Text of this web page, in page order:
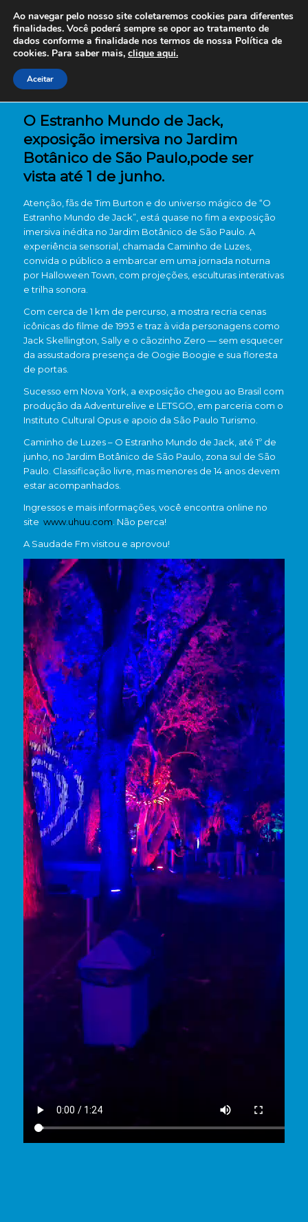
O Estranho Mundo de Jack,
exposição imersiva no Jardim
Botânico de São Paulo,pode ser
vista até 1 de junho.
Atenção, fãs de Tim Burton e do universo mágico de “O
Estranho Mundo de Jack”, está quase no fim a exposição
imersiva inédita no Jardim Botânico de São Paulo. A
experiência sensorial, chamada Caminho de Luzes,
convida o público a embarcar em uma jornada noturna
por Halloween Town, com projeções, esculturas interativas
e trilha sonora.
Com cerca de 1 km de percurso, a mostra recria cenas
icônicas do filme de 1993 e traz à vida personagens como
Jack Skellington, Sally e o cãozinho Zero — sem esquecer
da assustadora presença de Oogie Boogie e sua floresta
de portas.
Sucesso em Nova York, a exposição chegou ao Brasil com
produção da Adventurelive e LETSGO, em parceria com o
Instituto Cultural Opus e apoio da São Paulo Turismo.
Caminho de Luzes – O Estranho Mundo de Jack, até 1º de
junho, no Jardim Botânico de São Paulo, zona sul de São
Paulo. Classificação livre, mas menores de 14 anos devem
estar acompanhados.
Ingressos e mais informações, você encontra online no
site www.uhuu.com . Não perca!
A Saudade Fm visitou e aprovou!
Ao navegar pelo nosso site coletaremos cookies para diferentes
finalidades. Você poderá sempre se opor ao tratamento de
dados conforme a finalidade nos termos de nossa Política de
cookies. Para saber mais, clique aqui.
Aceitar